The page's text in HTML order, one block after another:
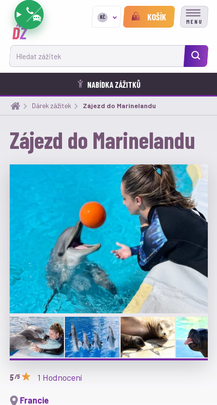
KČ KOŠÍK MENU
Hledat zážitek
NABÍDKA ZÁŽITKŮ
Dárek zážitek Aktuální:
Zájezd do Marinelandu
Zájezd do Marinelandu
/5 1 Hodnocení
Francie